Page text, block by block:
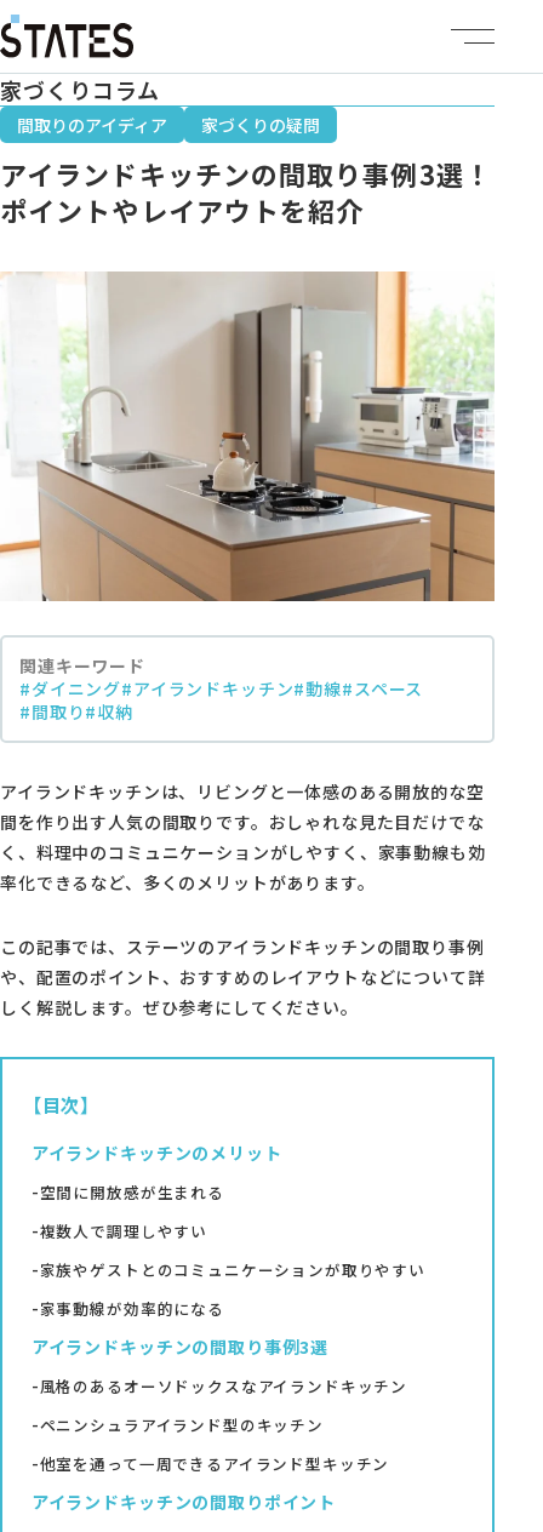
ステーツについて
商品ラインナップ
施工事例
建売・土地情報
企業情報
モデルハウス・支店
オーナーの方へ
0120-666-940
来場予約
資料請求
オンライン相談
家づくりコラム
間取りのアイディア 家づくりの疑問
アイランドキッチンの間取り事例3選！
ポイントやレイアウトを紹介
関連キーワード
#ダイニング#アイランドキッチン#動線#スペース
#間取り#収納
アイランドキッチンは、リビングと一体感のある開放的な空
間を作り出す人気の間取りです。おしゃれな見た目だけでな
く、料理中のコミュニケーションがしやすく、家事動線も効
率化できるなど、多くのメリットがあります。
この記事では、ステーツのアイランドキッチンの間取り事例
や、配置のポイント、おすすめのレイアウトなどについて詳
しく解説します。ぜひ参考にしてください。
【目次】
アイランドキッチンのメリット
空間に開放感が生まれる
複数人で調理しやすい
家族やゲストとのコミュニケーションが取りやすい
家事動線が効率的になる
アイランドキッチンの間取り事例3選
風格のあるオーソドックスなアイランドキッチン
ペニンシュラアイランド型のキッチン
他室を通って一周できるアイランド型キッチン
アイランドキッチンの間取りポイント